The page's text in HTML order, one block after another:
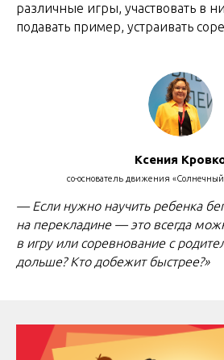
различные игры, участвовать в
подавать пример, устраивать
Ксения
со-основатель движения
— Если нужно научить ребенка
на перекладине — это всегда
в игру или соревнование с
дольше? Кто добежит быстрее?»